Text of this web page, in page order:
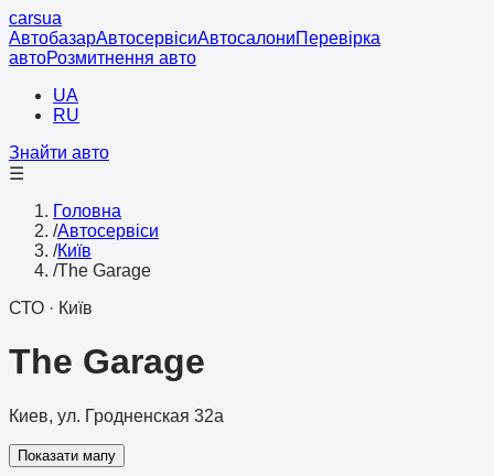
carsua
АвтобазарАвтосервісиАвтосалониПеревірка
автоРозмитнення авто
UA
RU
Знайти авто
☰
Головна
/Автосервіси
/Київ
/The Garage
СТО · Київ
The Garage
Киев, ул. Гродненская 32а
Показати мапу